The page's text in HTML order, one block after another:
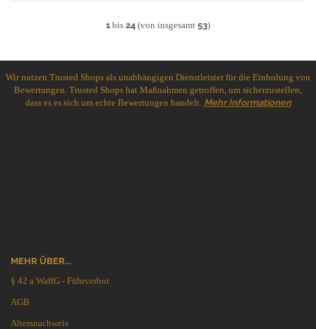
1 bis 24 (von insgesamt 53)
Wir nutzen Trusted Shops als unabhängigen Dienstleister für die Einholung von
Bewertungen. Trusted Shops hat Maßnahmen getroffen, um sicherzustellen,
dass es es sich um echte Bewertungen handelt. Mehr Informationen
MEHR ÜBER...
§ 42 a WaffG - Führverbot
AGB
Altersnachweis